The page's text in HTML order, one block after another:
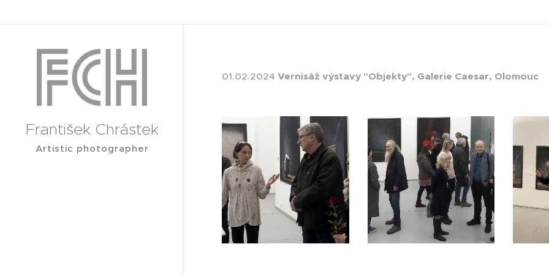
František Chrástek
Artistic photographer
01.02.2024 Vernisáž výstavy "Objekty", Galerie Caesar, Olomouc